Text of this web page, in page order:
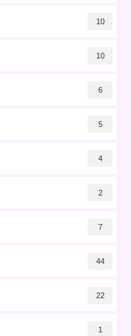
10
10
6
5
4
2
7
44
22
1